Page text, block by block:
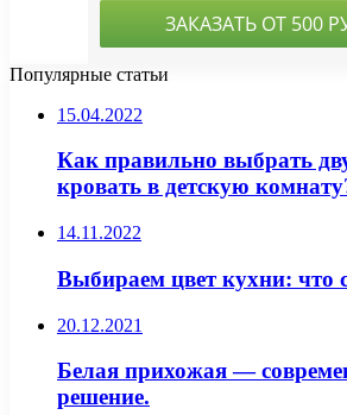
Популярные статьи
15.04.2022
Как правильно выбрать
кровать в детскую
14.11.2022
Выбираем цвет кухни: что
20.12.2021
Белая прихожая —
решение.